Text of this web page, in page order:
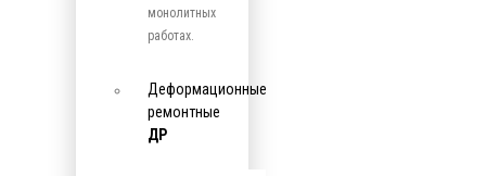
монолитных
работах.
Деформационные
ремонтные
ДР